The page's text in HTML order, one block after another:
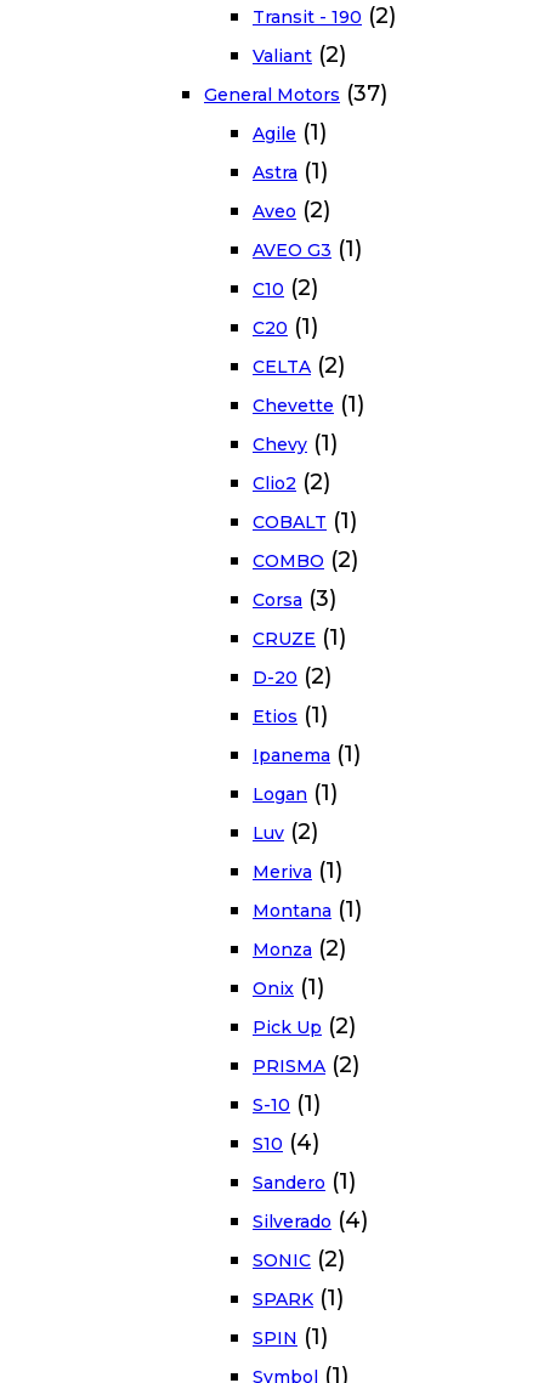
Transit - 190 (2)
Valiant (2)
General Motors (37)
Agile (1)
Astra (1)
Aveo (2)
AVEO G3 (1)
C10 (2)
C20 (1)
CELTA (2)
Chevette (1)
Chevy (1)
Clio2 (2)
COBALT (1)
COMBO (2)
Corsa (3)
CRUZE (1)
D-20 (2)
Etios (1)
Ipanema (1)
Logan (1)
Luv (2)
Meriva (1)
Montana (1)
Monza (2)
Onix (1)
Pick Up (2)
PRISMA (2)
S-10 (1)
S10 (4)
Sandero (1)
Silverado (4)
SONIC (2)
SPARK (1)
SPIN (1)
Symbol (1)